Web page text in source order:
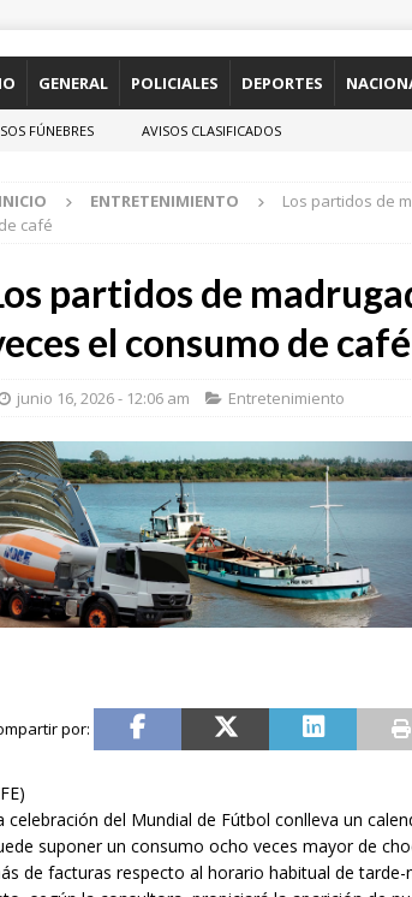
GENERAL POLICIALES DEPORTES
FÚNEBRES AVISOS CLASIFICADOS
INICIO ENTRETENIMIENTO
Los partidos de
de café
partidos de
el consumo de café
junio 16, 2026 - 12:06 am Entretenimiento
celebración del Mundial de Fútbol conlleva un
suponer un consumo ocho veces mayor de
de facturas respecto al horario habitual de